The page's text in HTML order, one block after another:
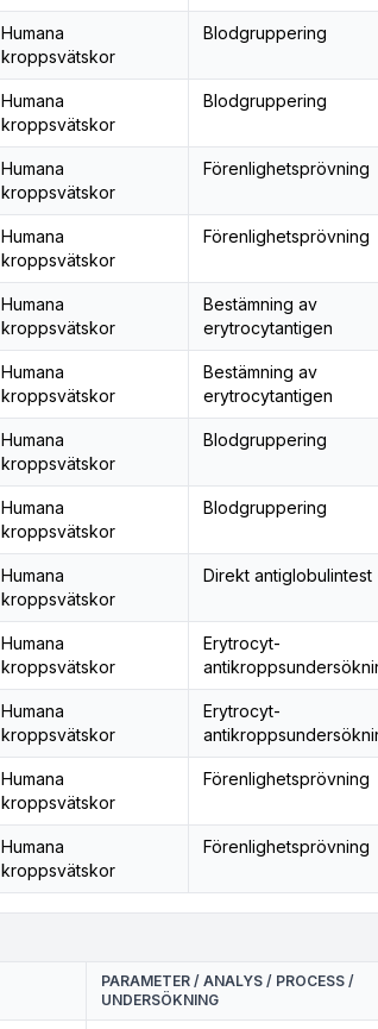
Humana
kroppsvätskor
Blodgruppering
Humana
kroppsvätskor
Blodgruppering
Humana
kroppsvätskor
Förenlighetsprövning
Humana
kroppsvätskor
Förenlighetsprövning
Humana
kroppsvätskor
Bestämning av
erytrocytantigen
Humana
kroppsvätskor
Bestämning av
erytrocytantigen
Humana
kroppsvätskor
Blodgruppering
Humana
kroppsvätskor
Blodgruppering
Humana
kroppsvätskor
Direkt antiglobulintest
Humana
kroppsvätskor
Erytrocyt-
Humana
kroppsvätskor
Erytrocyt-
Humana
kroppsvätskor
Förenlighetsprövning
Humana
kroppsvätskor
Förenlighetsprövning
PARAMETER / ANALYS / PROCESS /
UNDERSÖKNING